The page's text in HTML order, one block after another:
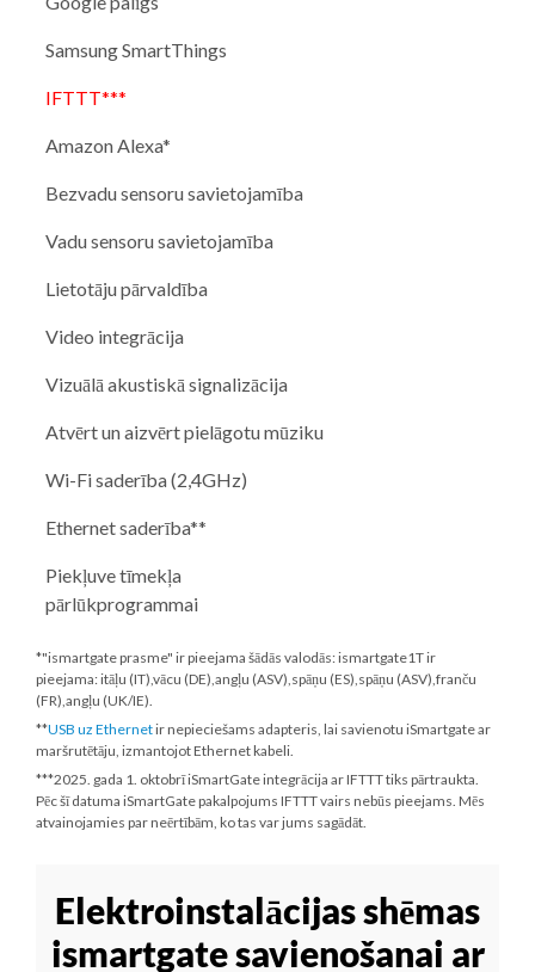
Samsung SmartThings
IFTTT***
Amazon Alexa*
Bezvadu sensoru savietojamība
Vadu sensoru savietojamība
Lietotāju pārvaldība
Video integrācija
Vizuālā akustiskā signalizācija
Atvērt un aizvērt pielāgotu mūziku
Wi-Fi saderība (2,4GHz)
Ethernet saderība**
Piekļuve tīmekļa
pārlūkprogrammai
*"ismartgate prasme" ir pieejama šādās valodās: ismartgate1T ir
pieejama: itāļu (IT),vācu (DE),angļu (ASV),spāņu (ES),spāņu (ASV),franču
(FR),angļu (UK/IE).
**USB uz Ethernetir nepieciešams adapteris, lai savienotu iSmartgate ar
maršrutētāju, izmantojot Ethernet kabeli.
***2025. gada 1. oktobrīiSmartGate integrācija ar IFTTT tiks pārtraukta.
Pēc šī datuma iSmartGate pakalpojums IFTTT vairs nebūs pieejams. Mēs
atvainojamies par neērtībām, ko tas var jums sagādāt.
Elektroinstalācijas shēmas
ismartgate savienošanai ar